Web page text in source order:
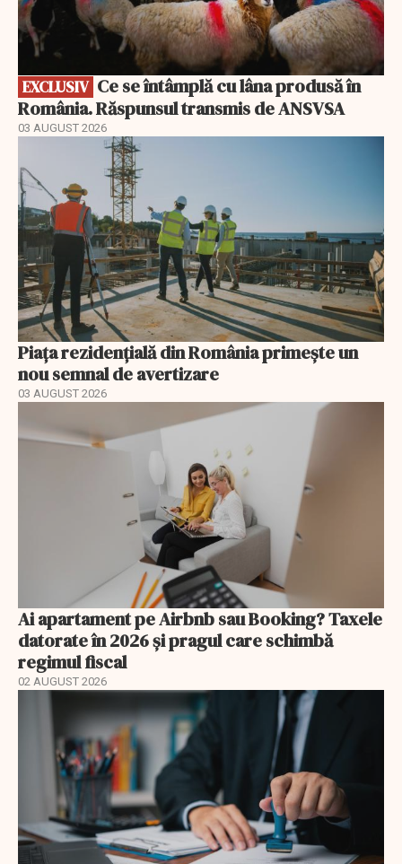
EXCLUSIV
România. Răspunsul transmis de ANSVSA
03 AUGUST 2026
Piața rezidențială din România primește un
nou semnal de avertizare
03 AUGUST 2026
Ai apartament pe Airbnb sau Booking? Taxele
datorate în 2026 și pragul care schimbă
regimul fiscal
02 AUGUST 2026